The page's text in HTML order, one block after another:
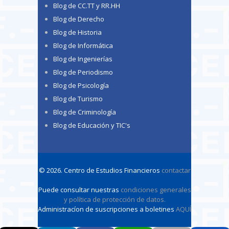
Blog de CC.TT y RR.HH
Blog de Derecho
Blog de Historia
Blog de Informática
Blog de Ingenierías
Blog de Periodismo
Blog de Psicología
Blog de Turismo
Blog de Criminología
Blog de Educación y TIC's
© 2026. Centro de Estudios Financieros contactar
Puede consultar nuestras condiciones generales
y política de protección de datos.
Administracíon de suscripciones a boletines AQUÍ